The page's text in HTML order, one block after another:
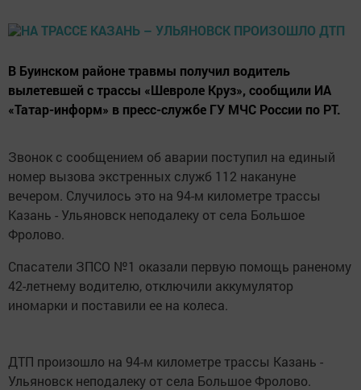
В Буинском районе травмы получил водитель
вылетевшей с трассы «Шевроле Круз», сообщили ИА
«Татар-информ» в пресс-службе ГУ МЧС России по РТ.
Звонок с сообщением об аварии поступил на единый
номер вызова экстренных служб 112 накануне
вечером. Случилось это на 94-м километре трассы
Казань - Ульяновск неподалеку от села Большое
Фролово.
Спасатели ЗПСО №1 оказали первую помощь раненому
42-летнему водителю, отключили аккумулятор
иномарки и поставили ее на колеса.
ДТП произошло на 94-м километре трассы Казань -
Ульяновск неподалеку от села Большое Фролово.